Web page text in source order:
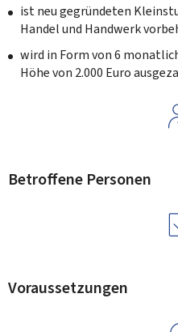
ist neu gegründeten
Handel und Handwerk
wird in Form von 6
Höhe von 2.000 Euro
Betroffene Personen
Voraussetzungen